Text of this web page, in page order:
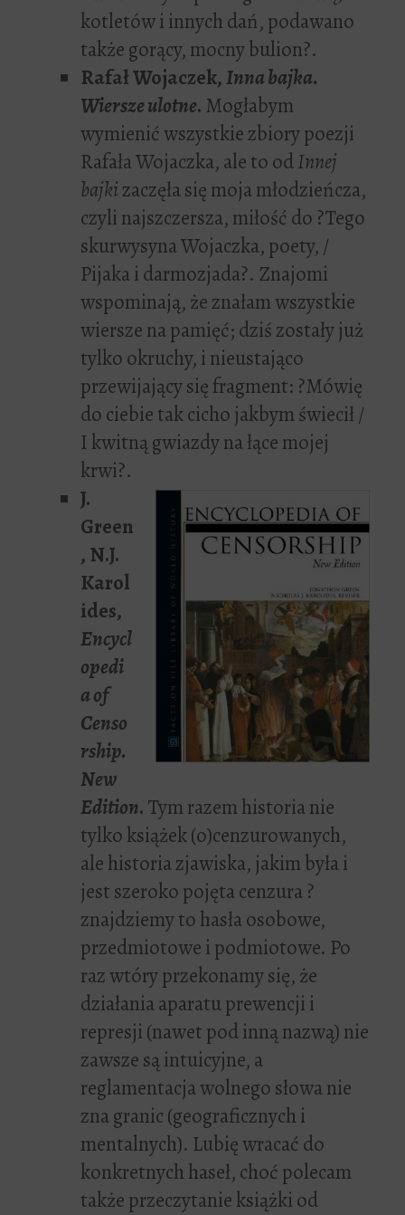
kotletów i innych dań, podawano
także gorący, mocny bulion?.
Rafał Wojaczek,Inna bajka.
Wiersze ulotne. Mogłabym
wymienić wszystkie zbiory poezji
Rafała Wojaczka, ale to odInnej
bajkizaczęła się moja młodzieńcza,
czyli najszczersza, miłość do ?Tego
skurwysyna Wojaczka, poety, /
Pijaka i darmozjada?. Znajomi
wspominają, że znałam wszystkie
wiersze na pamięć; dziś zostały już
tylko okruchy, i nieustająco
przewijający się fragment: ?Mówię
do ciebie tak cicho jakbym świecił /
I kwitną gwiazdy na łące mojej
krwi?.
J.
Green
, N.J.
Karol
ides,
Encycl
opedi
a of
Censo
rship.
New
Edition.Tym razem historia nie
tylko książek (o)cenzurowanych,
ale historia zjawiska, jakim była i
jest szeroko pojęta cenzura ?
znajdziemy to hasła osobowe,
przedmiotowe i podmiotowe. Po
raz wtóry przekonamy się, że
działania aparatu prewencji i
represji (nawet pod inną nazwą) nie
zawsze są intuicyjne, a
reglamentacja wolnego słowa nie
zna granic (geograficznych i
mentalnych). Lubię wracać do
konkretnych haseł, choć polecam
także przeczytanie książki od